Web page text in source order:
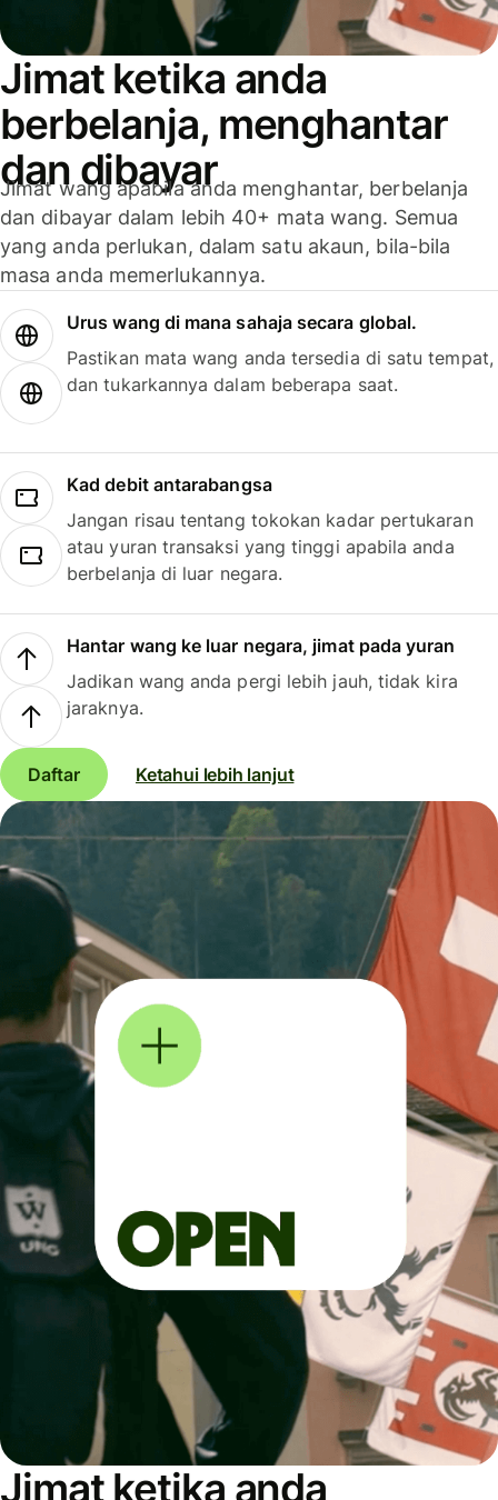
Jimat ketika anda
berbelanja, menghantar
dan dibayar
Jimat wang apabila anda menghantar, berbelanja
dan dibayar dalam lebih 40+ mata wang. Semua
yang anda perlukan, dalam satu akaun, bila-bila
masa anda memerlukannya.
Urus wang di mana sahaja secara global.
Pastikan mata wang anda tersedia di satu tempat,
dan tukarkannya dalam beberapa saat.
Kad debit antarabangsa
Jangan risau tentang tokokan kadar pertukaran
atau yuran transaksi yang tinggi apabila anda
berbelanja di luar negara.
Hantar wang ke luar negara, jimat pada yuran
Jadikan wang anda pergi lebih jauh, tidak kira
jaraknya.
Daftar Ketahui lebih lanjut
Jimat ketika anda